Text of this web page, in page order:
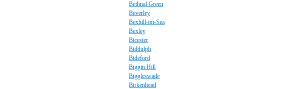
Bethnal Green
Beverley
Bexhill-on-Sea
Bexley
Bicester
Biddulph
Bideford
Biggin Hill
Biggleswade
Birkenhead